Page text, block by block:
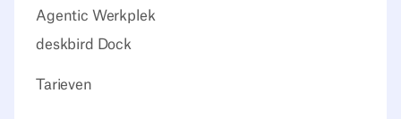
Agentic Werkplek
deskbird Dock
Tarieven